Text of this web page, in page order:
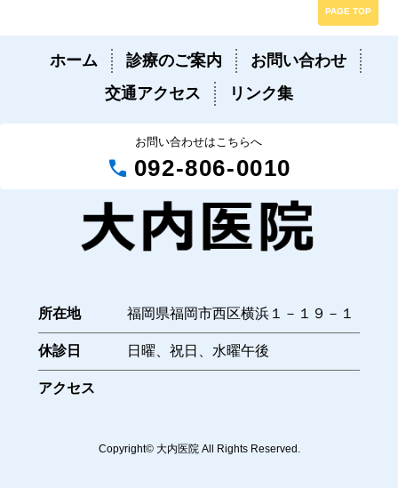
ホーム 診療のご案内
お問い合わせ
交通アクセス
リンク集
お問い合わせはこちらへ
call 092-806-0010
所在地 福岡県福岡市西区横浜１－１９－１
休診日 日曜、祝日、水曜午後
アクセス
Copyright© 大内医院 All Rights Reserved.
PAGE TOP